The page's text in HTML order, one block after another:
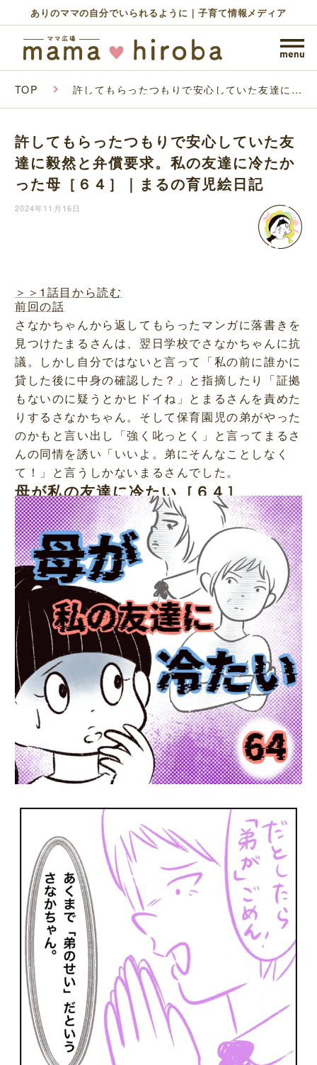
ありのママの自分でいられるように｜子育て情報メディア
TOP 許してもらったつもりで安心していた友達に毅
４］｜まるの育児絵日記
許してもらったつもりで安心していた友
達に毅然と弁償要求。私の友達に冷たか
った母［６４］｜まるの育児絵日記
2024年11月16日
＞＞1話目から読む
前回の話
さなかちゃんから返してもらったマンガに落書きを
見つけたまるさんは、翌日学校でさなかちゃんに抗
議。しかし自分ではないと言って「私の前に誰かに
貸した後に中身の確認した？」と指摘したり「証拠
もないのに疑うとかヒドイね」とまるさんを責めた
りするさなかちゃん。そして保育園児の弟がやった
のかもと言い出し「強く叱っとく」と言ってまるさ
んの同情を誘い「いいよ。弟にそんなことしなく
て！」と言うしかないまるさんでした。
母が私の友達に冷たい［６４］